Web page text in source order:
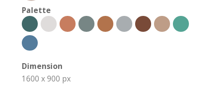
Palette
Dimension
1600 x 900 px